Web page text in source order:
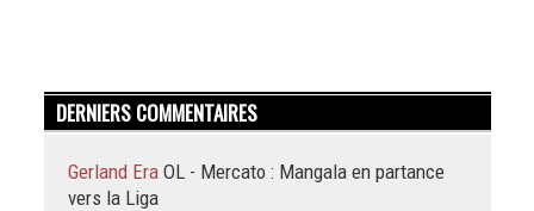
DERNIERS COMMENTAIRES
Gerland Era OL - Mercato : Mangala en partance
vers la Liga